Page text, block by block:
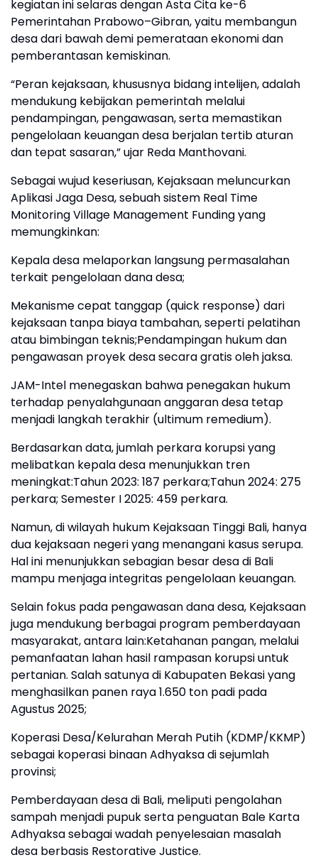
kegiatan ini selaras dengan Asta Cita ke-6
Pemerintahan Prabowo–Gibran, yaitu membangun
desa dari bawah demi pemerataan ekonomi dan
pemberantasan kemiskinan.
“Peran kejaksaan, khususnya bidang intelijen, adalah
mendukung kebijakan pemerintah melalui
pendampingan, pengawasan, serta memastikan
pengelolaan keuangan desa berjalan tertib aturan
dan tepat sasaran,” ujar Reda Manthovani.
Sebagai wujud keseriusan, Kejaksaan meluncurkan
Aplikasi Jaga Desa, sebuah sistem Real Time
Monitoring Village Management Funding yang
memungkinkan:
Kepala desa melaporkan langsung permasalahan
terkait pengelolaan dana desa;
Mekanisme cepat tanggap (quick response) dari
kejaksaan tanpa biaya tambahan, seperti pelatihan
atau bimbingan teknis;Pendampingan hukum dan
pengawasan proyek desa secara gratis oleh jaksa.
JAM-Intel menegaskan bahwa penegakan hukum
terhadap penyalahgunaan anggaran desa tetap
menjadi langkah terakhir (ultimum remedium).
Berdasarkan data, jumlah perkara korupsi yang
melibatkan kepala desa menunjukkan tren
meningkat:Tahun 2023: 187 perkara;Tahun 2024: 275
perkara; Semester I 2025: 459 perkara.
Namun, di wilayah hukum Kejaksaan Tinggi Bali, hanya
dua kejaksaan negeri yang menangani kasus serupa.
Hal ini menunjukkan sebagian besar desa di Bali
mampu menjaga integritas pengelolaan keuangan.
Selain fokus pada pengawasan dana desa, Kejaksaan
juga mendukung berbagai program pemberdayaan
masyarakat, antara lain:Ketahanan pangan, melalui
pemanfaatan lahan hasil rampasan korupsi untuk
pertanian. Salah satunya di Kabupaten Bekasi yang
menghasilkan panen raya 1.650 ton padi pada
Agustus 2025;
Koperasi Desa/Kelurahan Merah Putih (KDMP/KKMP)
sebagai koperasi binaan Adhyaksa di sejumlah
provinsi;
Pemberdayaan desa di Bali, meliputi pengolahan
sampah menjadi pupuk serta penguatan Bale Karta
Adhyaksa sebagai wadah penyelesaian masalah
desa berbasis Restorative Justice.